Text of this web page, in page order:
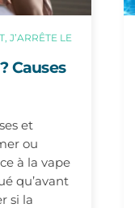
J’ARRÊTE LE
Causes
et
ou
à la vape
qu’avant
si la